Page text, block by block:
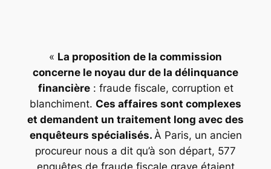
« La proposition de la commission
concerne le noyau dur de la délinquance
financière: fraude fiscale, corruption et
blanchiment. Ces affaires sont complexes
et demandent un traitement long avec des
enquêteurs spécialisés. À Paris, un ancien
procureur nous a dit qu’à son départ, 577
enquêtes de fraude fiscale grave étaient